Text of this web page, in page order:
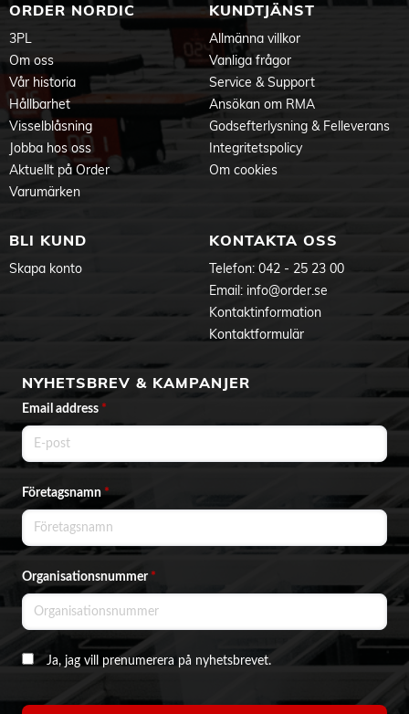
ORDER NORDIC
3PL
Om oss
Vår historia
Hållbarhet
Visselblåsning
Jobba hos oss
Aktuellt på Order
Varumärken
KUNDTJÄNST
Allmänna villkor
Vanliga frågor
Service & Support
Ansökan om RMA
Godsefterlysning & Felleverans
Integritetspolicy
Om cookies
BLI KUND
Skapa konto
KONTAKTA OSS
Telefon: 042 - 25 23 00
Email: info@order.se
Kontaktinformation
Kontaktformulär
NYHETSBREV & KAMPANJER
Email address *
Företagsnamn*
Organisationsnummer *
Ja, jag vill prenumerera på nyhetsbrevet.